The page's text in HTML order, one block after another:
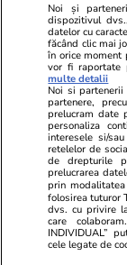
Wowbiz.ro
Cum arată
la 17 ani!
Noi și
dispozitivul
datelor cu
făcând clic mai
în orice moment
vor fi raportate
multe detalii
Noi si
partenere,
prelucram date
personaliza
interesele si/
retelelor de
de drepturile
prelucrarea
prin
folosirea tuturor
dvs. cu privire
care
INDIVIDUAL”
cele legate de